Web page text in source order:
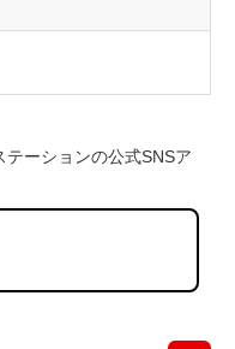
ーションの公式SNSア